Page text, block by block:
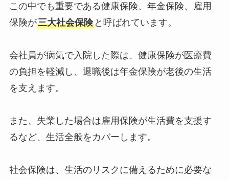
この中でも重要である健康保険、年金保険、雇用
保険が三大社会保険と呼ばれています。
会社員が病気で入院した際は、健康保険が医療費
の負担を軽減し、退職後は年金保険が老後の生活
を支えます。
また、失業した場合は雇用保険が生活費を支援す
るなど、生活全般をカバーします。
社会保険は、生活のリスクに備えるために必要な